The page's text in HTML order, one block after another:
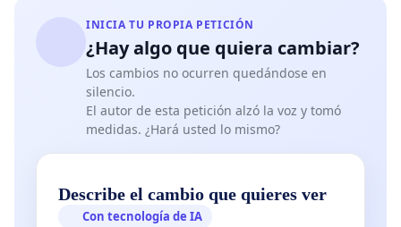
3. Suspensión temporal de la actividad comercial
cuando corresponda.
FUNDAMENTOS NORMATIVOS
que garantiza el derecho a gozar de un ambiente
INICIA TU PROPIA PETICIÓN
¿Hay algo que quiera cambiar?
Los cambios no ocurren quedándose en
silencio.
El autor de esta petición alzó la voz y tomó
medidas. ¿Hará usted lo mismo?
Describe el cambio que quieres ver
Con tecnología de IA